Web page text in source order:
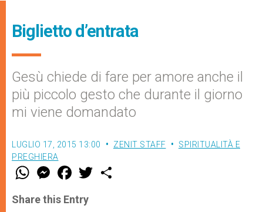
Biglietto d’entrata
Gesù chiede di fare per amore anche il
più piccolo gesto che durante il giorno
mi viene domandato
LUGLIO 17, 2015 13:00 ZENIT STAFF
SPIRITUALITÀ E
PREGHIERA
W
t
s
M
e
s
e
F
a
e
b
w
Share this Entry